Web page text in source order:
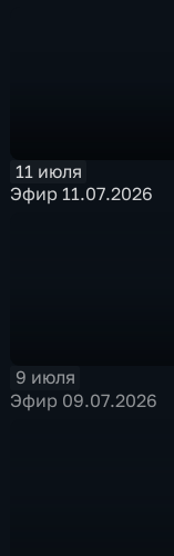
11 июля
Эфир 11.07.2026
9 июля
Эфир 09.07.2026